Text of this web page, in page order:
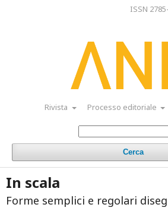
Rivista Processo editoriale
Cerca
ISSN
In scala
Forme semplici e regolari